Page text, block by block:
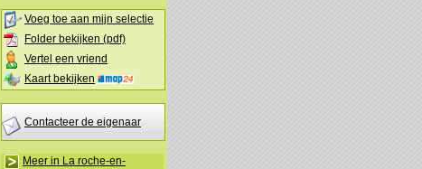
Voeg toe aan mijn selectie
Folder bekijken (pdf)
Vertel een vriend
Kaart bekijken
Contacteer de eigenaar
Meer in La roche-en-